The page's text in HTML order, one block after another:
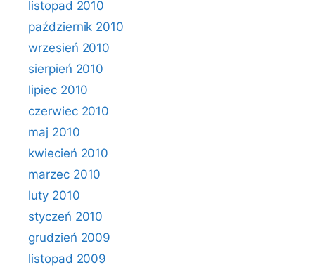
listopad 2010
październik 2010
wrzesień 2010
sierpień 2010
lipiec 2010
czerwiec 2010
maj 2010
kwiecień 2010
marzec 2010
luty 2010
styczeń 2010
grudzień 2009
listopad 2009